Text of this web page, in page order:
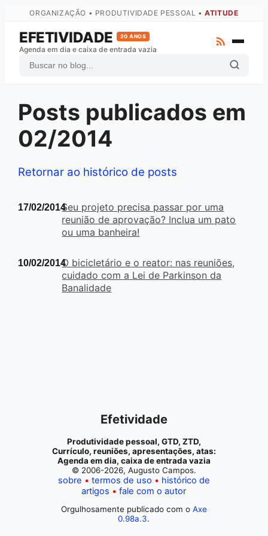
ORGANIZAÇÃO • PRODUTIVIDADE PESSOAL •ATITUDE
EFETIVIDADE 20 ANOS
Agenda em dia e caixa de entrada vazia
ZTD
GTD
Atas
Arquivo Completo
Posts publicados em
02/2014
Retornar ao histórico de posts
Seu projeto precisa passar por uma
reunião de aprovação? Inclua um pato
ou uma banheira!
17/02/2014
O bicicletário e o reator: nas reuniões,
cuidado com a Lei de Parkinson da
Banalidade
10/02/2014
Efetividade
Produtividade pessoal, GTD, ZTD,
Currículo, reuniões, apresentações, atas:
Agenda em dia, caixa de entrada vazia
© 2006-2026, Augusto Campos.
sobre termos de uso
histórico de
artigos
fale com o autor
Orgulhosamente publicado com o Axe
0.98a.3.